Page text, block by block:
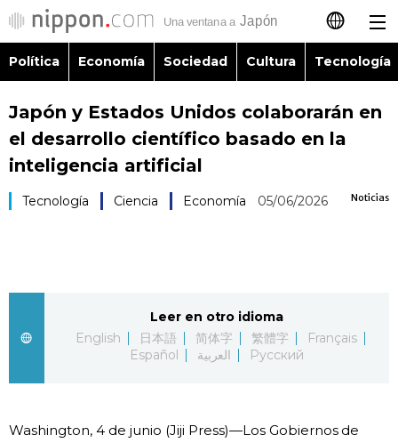
日本語
English
繁體字
Русский
Política
Vida
Política Economía Sociedad Cultura Tecnología
Japón y Estados Unidos colaborarán en
el desarrollo científico basado en la
inteligencia artificial
Noticias
Tecnología Ciencia Economía 05/06/2026
Leer en otro idioma
English
日本語 简体字 繁體字
Français
Español
العربية Русский
Washington, 4 de junio (Jiji Press)—Los Gobiernos de